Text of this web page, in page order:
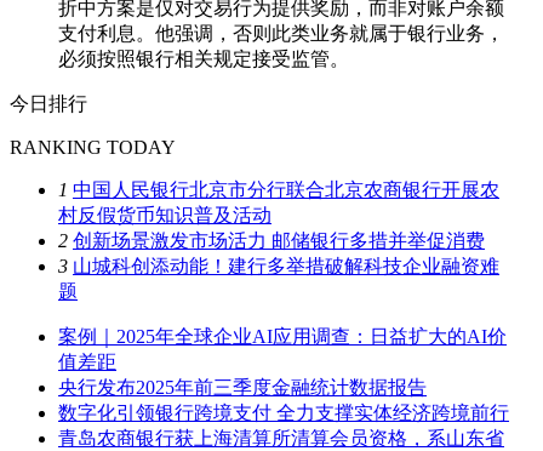
折中方案是仅对交易行为提供奖励，而非对账户余额
支付利息。他强调，否则此类业务就属于银行业务，
必须按照银行相关规定接受监管。
今日排行
RANKING TODAY
1 中国人民银行北京市分行联合北京农商银行开展农
村反假货币知识普及活动
2 创新场景激发市场活力 邮储银行多措并举促消费
3 山城科创添动能！建行多举措破解科技企业融资难
题
案例｜2025年全球企业AI应用调查：日益扩大的AI价
值差距
央行发布2025年前三季度金融统计数据报告
数字化引领银行跨境支付 全力支撑实体经济跨境前行
青岛农商银行获上海清算所清算会员资格，系山东省